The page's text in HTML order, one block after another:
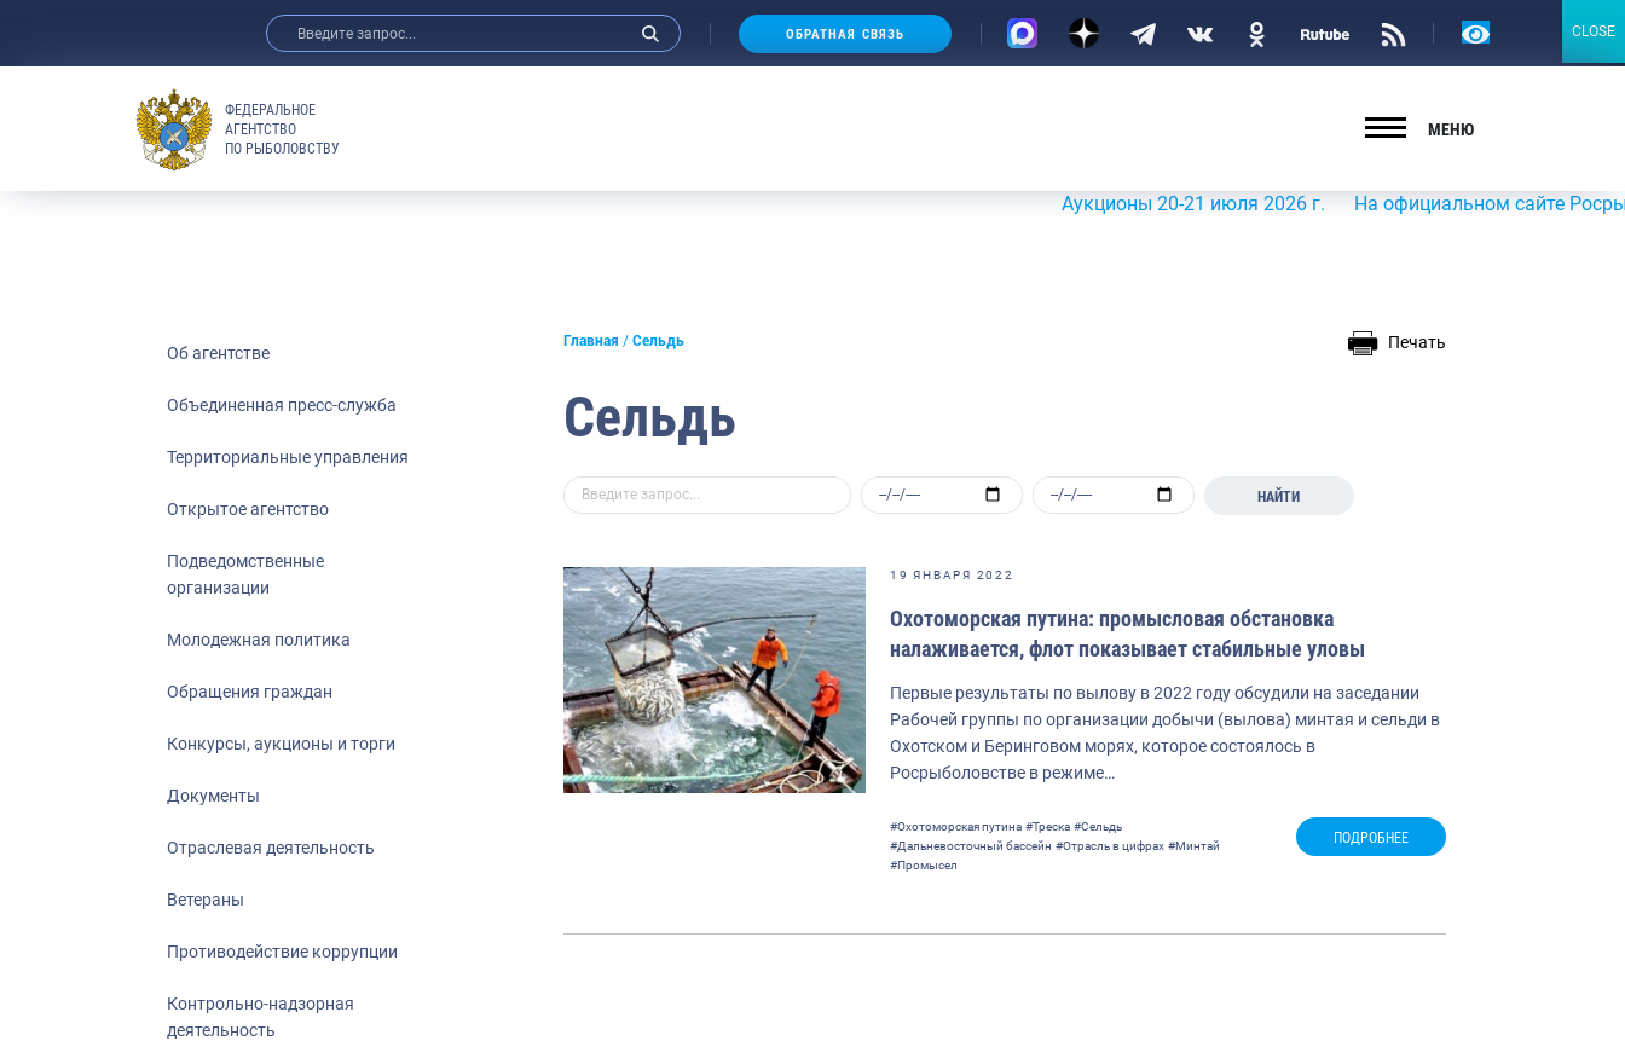
ОБРАТНАЯ СВЯЗЬ
Версия
ФЕДЕРАЛЬНОЕ
АГЕНТСТВО
ПО РЫБОЛОВСТВУ
МЕНЮ
Аукционы 20-21 июля 2026 г. На официальном сайте
Об агентстве
Объединенная пресс-служба
Территориальные управления
Открытое агентство
Подведомственные
организации
Молодежная политика
Обращения граждан
Конкурсы, аукционы и торги
Документы
Отраслевая деятельность
Ветераны
Противодействие коррупции
Контрольно-надзорная
деятельность
Главная Сельдь Печать
Сельдь
НАЙТИ
19 ЯНВАРЯ 2022
Охотоморская путина: промысловая обстановка
налаживается, флот показывает стабильные уловы
Первые результаты по вылову в 2022 году обсудили на заседании
Рабочей группы по организации добычи (вылова) минтая и сельди в
Охотском и Беринговом морях, которое состоялось в
Росрыболовстве в режиме…
#Охотоморская путина #Треска #Сельдь
#Дальневосточный бассейн #Отрасль в цифрах #Минтай
#Промысел
ПОДРОБНЕЕ
CLOSE
CLOSE